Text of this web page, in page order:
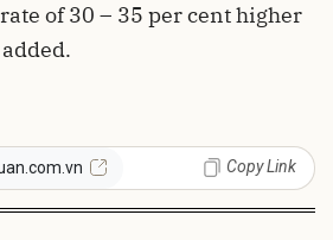
of 30 – 35 per cent higher
Copy Link